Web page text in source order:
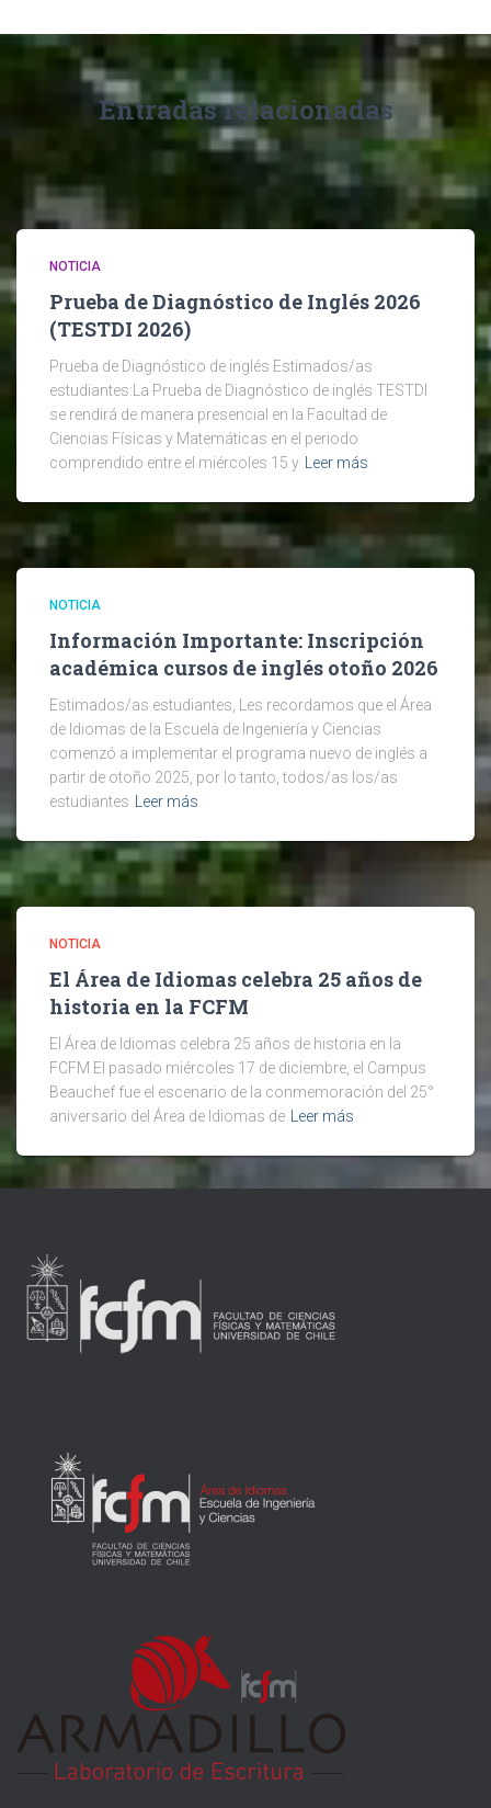
Entradas relacionadas
NOTICIA
Prueba de Diagnóstico de Inglés 2026
(TESTDI 2026)
Prueba de Diagnóstico de inglés Estimados/as
estudiantes:La Prueba de Diagnóstico de inglés TESTDI
se rendirá de manera presencial en la Facultad de
Ciencias Físicas y Matemáticas en el periodo
comprendido entre el miércoles 15 y
Leer más
NOTICIA
Información Importante: Inscripción
académica cursos de inglés otoño 2026
Estimados/as estudiantes, Les recordamos que el Área
de Idiomas de la Escuela de Ingeniería y Ciencias
comenzó a implementar el programa nuevo de inglés a
partir de otoño 2025, por lo tanto, todos/as los/as
estudiantes
Leer más
NOTICIA
El Área de Idiomas celebra 25 años de
historia en la FCFM
El Área de Idiomas celebra 25 años de historia en la
FCFM El pasado miércoles 17 de diciembre, el Campus
Beauchef fue el escenario de la conmemoración del 25°
aniversario del Área de Idiomas de
Leer más